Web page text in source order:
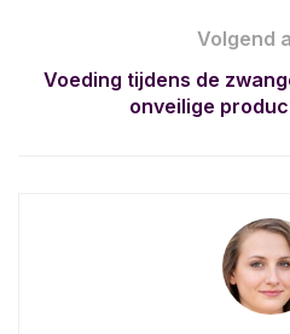
Volgend
Voeding tijdens de
onveilige